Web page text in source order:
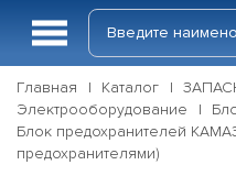
Главная Каталог
Электрооборудование
Блок предохранителей
предохранителями)